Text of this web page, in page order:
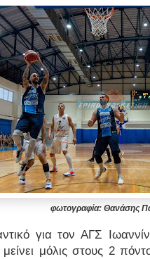
φωτογραφία: Θανάσης
για τον ΑΓΣ
μόλις στους 2